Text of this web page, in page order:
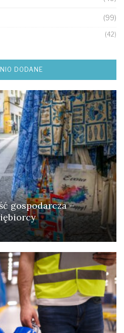
(99)
(42)
DODANE
gospodarcza –